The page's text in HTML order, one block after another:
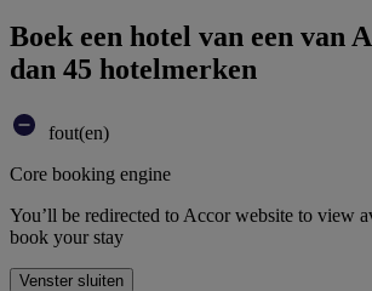
Boek een hotel van een van
dan 45 hotelmerken
fout(en)
Core booking engine
You’ll be redirected to Accor website to view
book your stay
Venster sluiten